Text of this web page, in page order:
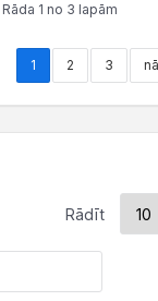
Rāda 1 no 3 lapām
1 2 3
Rādīt